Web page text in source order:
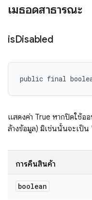
เมธอดสาธารณะ
isDisabled
public final
แสดงค่า True หากปิดใช้อ
ล้างข้อมูล) มิเช่นนั้นจะเป็น
การคืนสินค้า
boolean